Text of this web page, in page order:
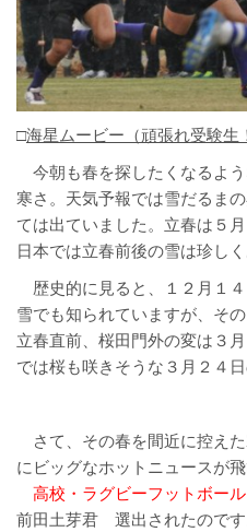
□海星ムービー（頑張れ受験生
今朝も春を探したくなるよ
寒さ。天気予報では雪だるま
ては出ていました。立春は５
日本では立春前後の雪は珍しく
歴史的に見ると、１２月１
雪でも知られていますが、そ
立春直前、桜田門外の変は３
では桜も咲きそうな３月２
さて、その春を間近に控え
にビッグなホットニュースが飛
高校・ラグビーフットボー
前田土芽君 選出されたのです